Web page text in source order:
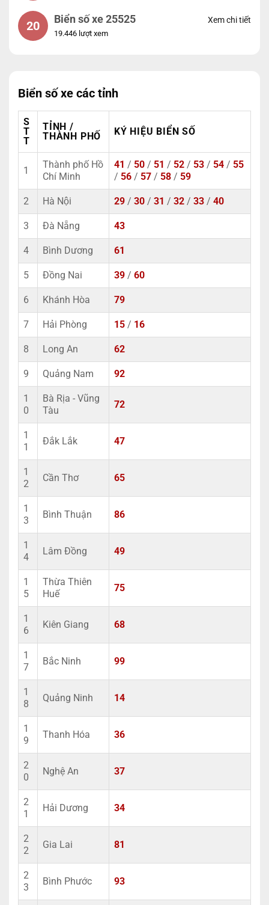
20 Biển số xe 25525
19.446 lượt xem
Xem chi tiết
Biển số xe các tỉnh
S
T
T
TỈNH /
THÀNH PHỐ
KÝ HIỆU BIỂN SỐ
1
Thành phố Hồ
Chí Minh
41 / 50 / 51 / 52 / 53 / 54 / 55
/ 56 / 57 / 58 / 59
2 Hà Nội 29 / 30 / 31 / 32 / 33 / 40
3 Đà Nẵng 43
4 Bình Dương 61
5 Đồng Nai 39 / 60
6 Khánh Hòa 79
7 Hải Phòng 15 / 16
8 Long An 62
9 Quảng Nam 92
1
0
Bà Rịa - Vũng
Tàu
72
1
1
Đắk Lắk 47
1
2
Cần Thơ 65
1
3
Bình Thuận 86
1
4
Lâm Đồng 49
1
5
Thừa Thiên
Huế
75
1
6
Kiên Giang 68
1
7
Bắc Ninh 99
1
8
Quảng Ninh 14
1
9
Thanh Hóa 36
2
0
Nghệ An 37
2
1
Hải Dương 34
2
2
Gia Lai 81
2
3
Bình Phước 93